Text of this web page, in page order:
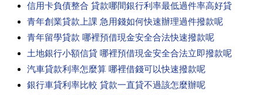
信用卡負債整合 貸款哪間銀行利率最低過件率高好貸
青年創業貸款上課 急用錢如何快速辦理過件撥款呢
青年留學貸款 哪裡預借現金安全合法快速撥款呢
土地銀行小額信貸 哪裡預借現金安全合法立即撥款呢
汽車貸款利率怎麼算 哪裡借錢可以快速撥款呢
銀行車貸利率比較 貸款一直貸不過該怎麼辦呢